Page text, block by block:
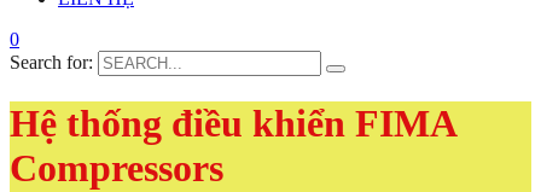
0
Search for:
Hệ thống điều khiển FIMA
Compressors